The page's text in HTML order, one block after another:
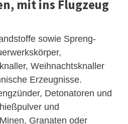
mit ins Flugzeug
sowie Spreng-
Weihnachtsknaller
Erzeugnisse.
Detonatoren und
und
Granaten oder